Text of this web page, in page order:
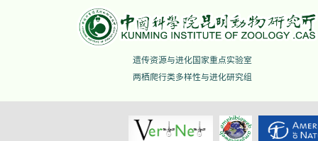
遗传资源与进化国家重点实验室
两栖爬行类多样性与进化研究组